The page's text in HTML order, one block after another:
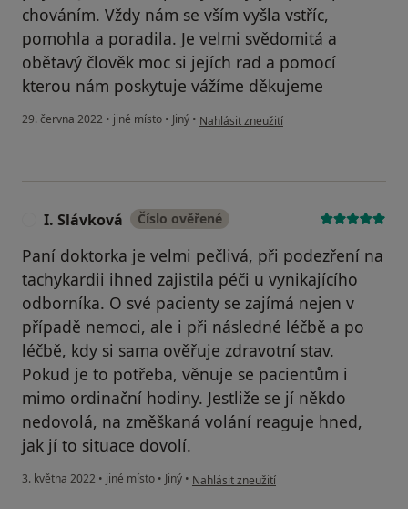
chováním. Vždy nám se vším vyšla vstříc,
pomohla a poradila. Je velmi svědomitá a
obětavý člověk moc si jejích rad a pomocí
kterou nám poskytuje vážíme děkujeme
29. června 2022 • jiné místo • Jiný • podle názoru uživatele Jana Š
Nahlásit zneužití
I. Slávková Číslo ověřené
Paní doktorka je velmi pečlivá, při podezření na
tachykardii ihned zajistila péči u vynikajícího
odborníka. O své pacienty se zajímá nejen v
případě nemoci, ale i při následné léčbě a po
léčbě, kdy si sama ověřuje zdravotní stav.
Pokud je to potřeba, věnuje se pacientům i
mimo ordinační hodiny. Jestliže se jí někdo
nedovolá, na změškaná volání reaguje hned,
jak jí to situace dovolí.
3. května 2022 • jiné místo • Jiný • podle názoru uživatele I. Slávková
Nahlásit zneužití